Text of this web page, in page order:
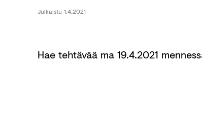
Julkaistu 1.4.2021
Hae tehtävää ma 19.4.2021